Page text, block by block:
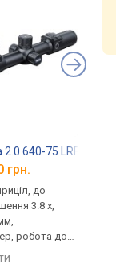
640-75 LRF
грн.
до
3.8 x,
робота до